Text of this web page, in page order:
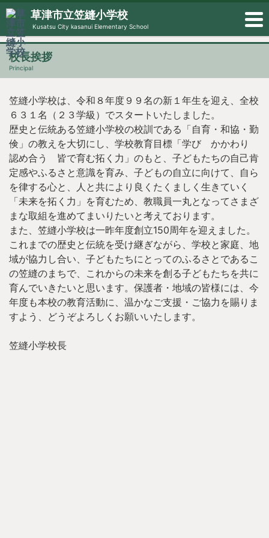
草津市立笠縫小学校
Kusatsu City kasanui Elementary School
校長挨拶
Principal
笠縫小学校は、令和８年度９９名の新１年生を迎え、全校
６３１名（２３学級）でスタートいたしました。
歴史と伝統ある笠縫小学校の校訓である「自育・和協・勤
倹」の教えを大切にし、学校教育目標「学び かかわり
認め合う 皆で育む拓く力」のもと、子どもたちの自己肯
定感やふるさと意識を育み、子どもの自立に向けて、自ら
を律する心と、人と共により良くたくましく生きていく
「未来を拓く力」を育むため、教職員一丸となってさまざ
まな取組を進めてまいりたいと考えております。
また、笠縫小学校は一昨年度創立150周年を迎えました。
これまでの歴史と伝統を受け継ぎながら、学校と家庭、地
域が協力し合い、子どもたちにとってのふるさとであるこ
の笠縫のまちで、これからの未来を創る子どもたちを共に
育んでいきたいと思います。保護者・地域の皆様には、今
年度も本校の教育活動に、温かなご支援・ご協力を賜りま
すよう、どうぞよろしくお願いいたします。
笠縫小学校長